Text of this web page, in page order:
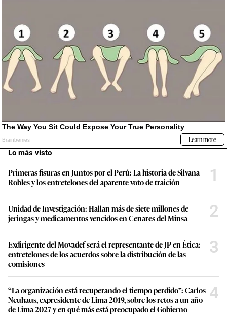
Lo más visto
Primeras fisuras en Juntos por el Perú: La historia de Silvana
Robles y los entretelones del aparente voto de traición
1
Unidad de Investigación: Hallan más de siete millones de
jeringas y medicamentos vencidos en Cenares del Minsa
2
Exdirigente del Movadef será el representante de JP en Ética:
entretelones de los acuerdos sobre la distribución de las
comisiones
3
“La organización está recuperando el tiempo perdido”: Carlos
Neuhaus, expresidente de Lima 2019, sobre los retos a un año
de Lima 2027 y en qué más está preocupado el Gobierno
4